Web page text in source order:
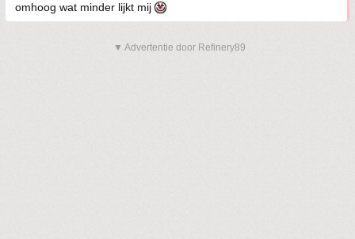
omhoog wat minder lijkt mij
▼ Advertentie door Refinery89